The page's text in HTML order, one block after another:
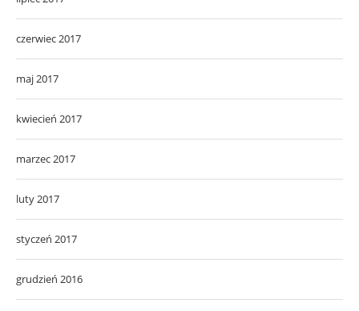
czerwiec 2017
maj 2017
kwiecień 2017
marzec 2017
luty 2017
styczeń 2017
grudzień 2016